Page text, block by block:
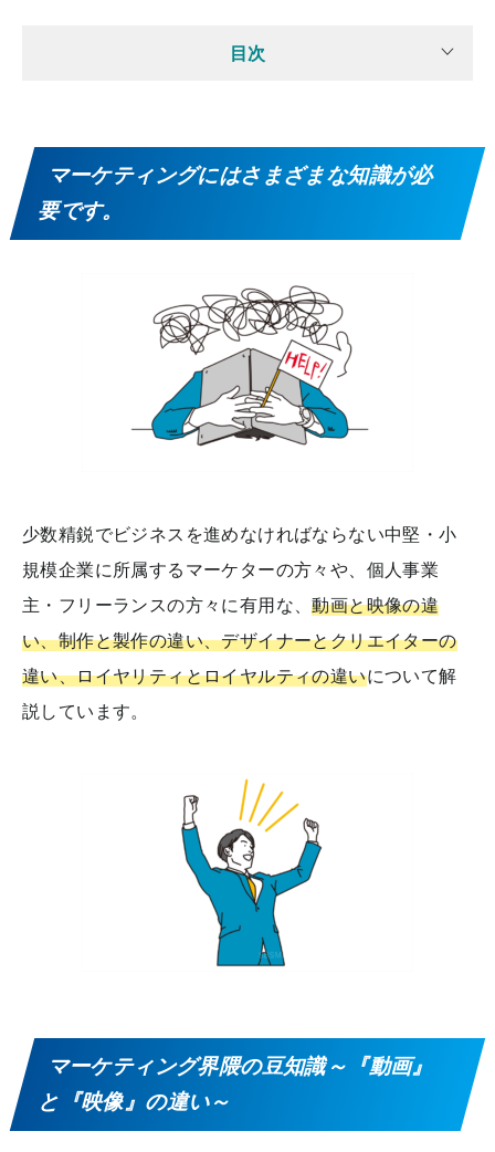
目次
マーケティングにはさまざまな知識が必
要です。
少数精鋭でビジネスを進めなければならない中堅・小
規模企業に所属するマーケターの方々や、個人事業
主・フリーランスの方々に有用な、動画と映像の違
い、制作と製作の違い、デザイナーとクリエイターの
違い、ロイヤリティとロイヤルティの違いについて解
説しています。
マーケティング界隈の豆知識～『動画』
と『映像』の違い～